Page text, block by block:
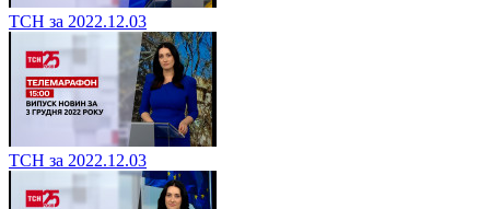
ТСН за 2022.12.03
ТСН за 2022.12.03